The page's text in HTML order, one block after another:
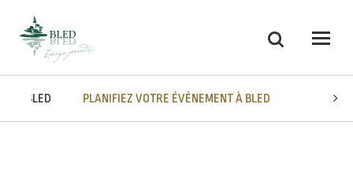
Recherche
Odpri
DE BLED PLANIFIEZ VOTRE ÉVÉNEMENT À BLED